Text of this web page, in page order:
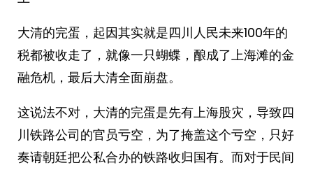
大清的完蛋，起因其实就是四川人民未来100年的
税都被收走了，就像一只蝴蝶，酿成了上海滩的金
融危机，最后大清全面崩盘。 ​​​
这说法不对，大清的完蛋是先有上海股灾，导致四
川铁路公司的官员亏空，为了掩盖这个亏空，只好
奏请朝廷把公私合办的铁路收归国有。而对于民间